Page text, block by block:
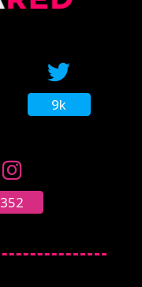
9k
352